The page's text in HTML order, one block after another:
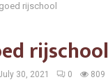
rijschool
rijschool
30, 2021 0 809